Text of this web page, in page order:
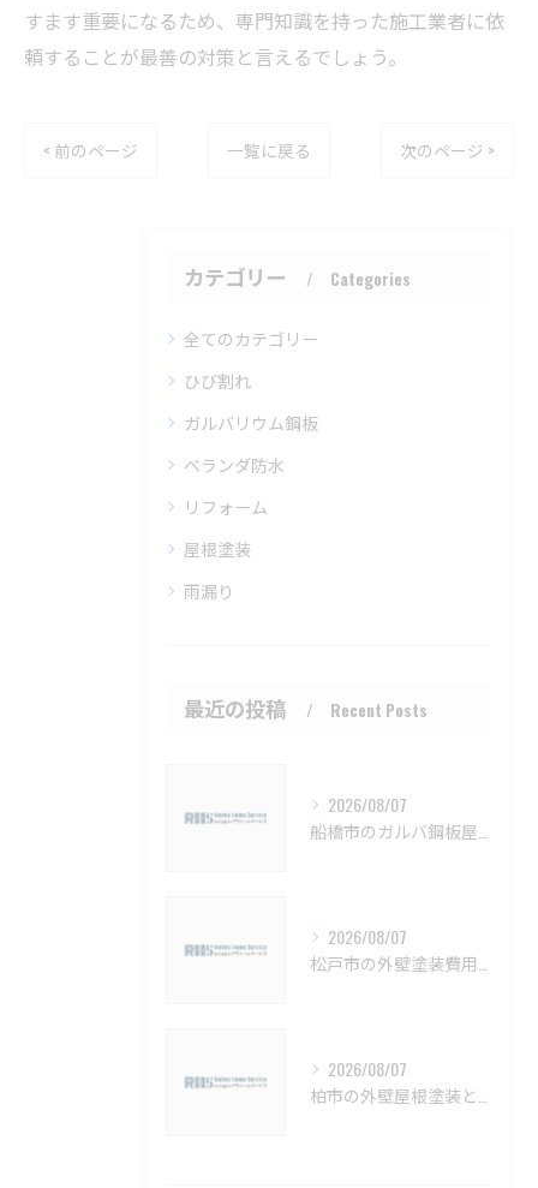
すます重要になるため、専門知識を持った施工業者に依
頼することが最善の対策と言えるでしょう。
< 前のページ 一覧に戻る 次のページ >
カテゴリー Categories
全てのカテゴリー
ひび割れ
ガルバリウム鋼板
ベランダ防水
リフォーム
屋根塗装
雨漏り
最近の投稿 Recent Posts
2026/08/07
2026/08/07
2026/08/07